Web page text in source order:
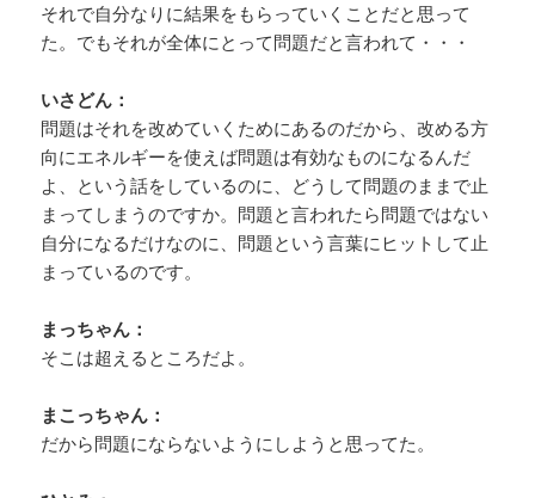
それで自分なりに結果をもらっていくことだと思って
た。でもそれが全体にとって問題だと言われて・・・
いさどん：
問題はそれを改めていくためにあるのだから、改める方
向にエネルギーを使えば問題は有効なものになるんだ
よ、という話をしているのに、どうして問題のままで止
まってしまうのですか。問題と言われたら問題ではない
自分になるだけなのに、問題という言葉にヒットして止
まっているのです。
まっちゃん：
そこは超えるところだよ。
まこっちゃん：
だから問題にならないようにしようと思ってた。